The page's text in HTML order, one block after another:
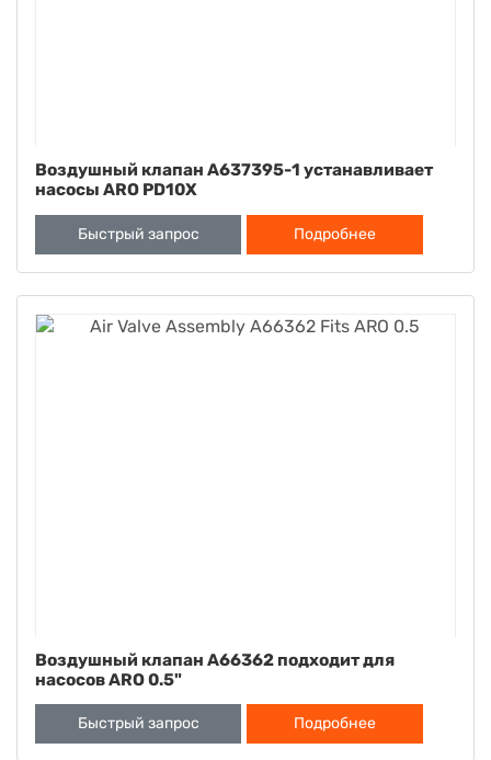
Воздушный клапан A637395-1 устанавливает
насосы ARO PD10X
Быстрый запрос Подробнее
Воздушный клапан A66362 подходит для
насосов ARO 0.5"
Быстрый запрос Подробнее